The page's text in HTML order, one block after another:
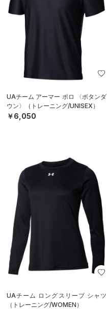
UAチーム アーマー ポロ 〈ボタンダ
ウン〉（トレーニング/UNISEX）
￥6,050
UAチーム ロングスリーブ シャツ
（トレーニング/WOMEN）